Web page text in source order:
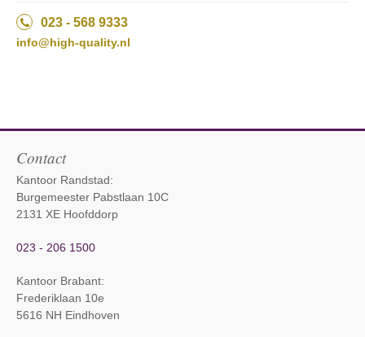
023 - 568 9333
info@high-quality.nl
Contact
Kantoor Randstad:
Burgemeester Pabstlaan 10C
2131 XE Hoofddorp
023 - 206 1500
Kantoor Brabant:
Frederiklaan 10e
5616 NH Eindhoven